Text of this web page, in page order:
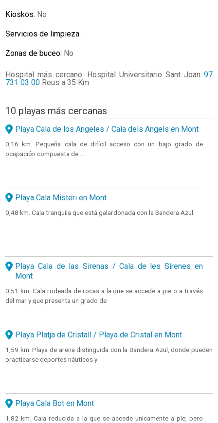
Kioskos: No
Servicios de limpieza:
Zonas de buceo: No
Hospital más cercano: Hospital Universitario Sant Joan 97
731 03 00 Reus a 35 Km
10 playas más cercanas
Playa Cala de los Angeles / Cala dels Angels en Mont
0,16 km. Pequeña cala de difícil acceso con un bajo grado de
ocupación compuesta de ...
Playa Cala Misteri en Mont
0,48 km. Cala tranquila que está galardonada con la Bandera Azul.
Playa Cala de las Sirenas / Cala de les Sirenes en
Mont
0,51 km. Cala rodeada de rocas a la que se accede a pie o a través
del mar y que presenta un grado de
Playa Platja de Cristall / Playa de Cristal en Mont
1,59 km. Playa de arena distinguida con la Bandera Azul, donde pueden
practicarse deportes náuticos y
Playa Cala Bot en Mont
1,82 km. Cala reducida a la que se accede únicamente a pie, pero